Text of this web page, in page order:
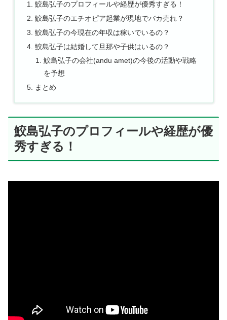
鮫島弘子のプロフィールや経歴が優秀すぎる！
鮫島弘子のエチオピア起業が現地でバカ売れ？
鮫島弘子の今現在の年収は稼いでいるの？
鮫島弘子は結婚して旦那や子供はいるの？
鮫島弘子の会社(andu amet)の今後の活動や戦略
を予想
まとめ
鮫島弘子のプロフィールや経歴が優
秀すぎる！